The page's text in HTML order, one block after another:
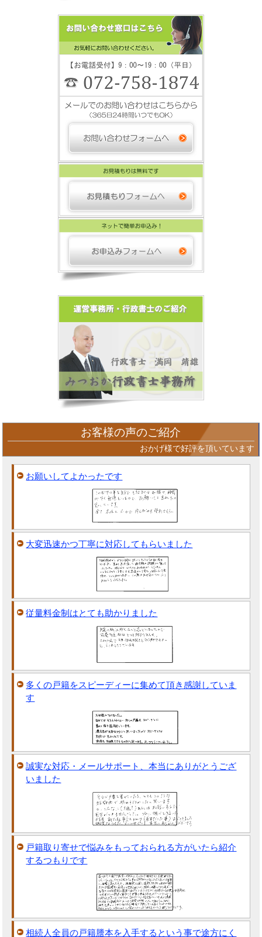
お客様の声のご紹介
おかげ様で好評を頂いています
お願いしてよかったです
大変迅速かつ丁寧に対応してもらいました
従量料金制はとても助かりました
多くの戸籍をスピーディーに集めて頂き感謝していま
す
誠実な対応・メールサポート、本当にありがとうござ
いました
戸籍取り寄せで悩みをもっておられる方がいたら紹介
するつもりです
相続人全員の戸籍謄本を入手するという事で途方にく